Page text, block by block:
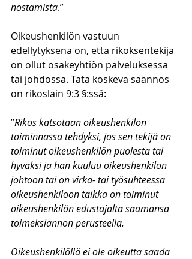
nostamista.”
Oikeushenkilön vastuun
edellytyksenä on, että rikoksentekijä
on ollut osakeyhtiön palveluksessa
tai johdossa. Tätä koskeva säännös
on rikoslain 9:3 §:ssä:
”Rikos katsotaan oikeushenkilön
toiminnassa tehdyksi, jos sen tekijä on
toiminut oikeushenkilön puolesta tai
hyväksi ja hän kuuluu oikeushenkilön
johtoon tai on virka- tai työsuhteessa
oikeushenkilöön taikka on toiminut
oikeushenkilön edustajalta saamansa
toimeksiannon perusteella.
Oikeushenkilöllä ei ole oikeutta saada